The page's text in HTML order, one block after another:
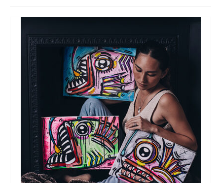
精品
摄影比赛
话题焦点
关于我们